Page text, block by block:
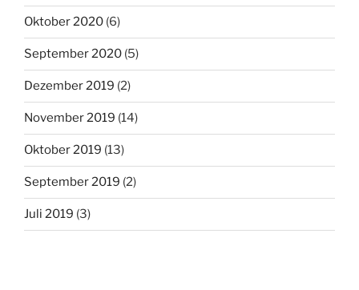
Oktober 2020 (6)
September 2020 (5)
Dezember 2019 (2)
November 2019 (14)
Oktober 2019 (13)
September 2019 (2)
Juli 2019 (3)